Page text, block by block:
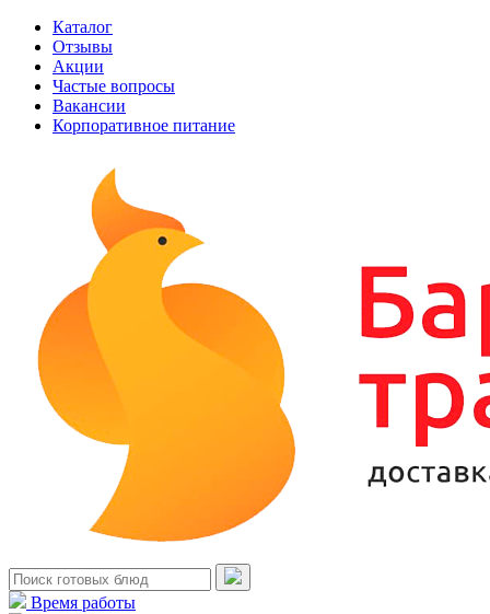
Каталог
Отзывы
Акции
Частые вопросы
Вакансии
Корпоративное питание
Время работы